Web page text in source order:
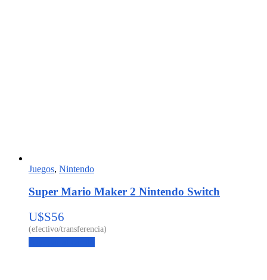
Juegos, Nintendo
Super Mario Maker 2 Nintendo Switch
U$S56